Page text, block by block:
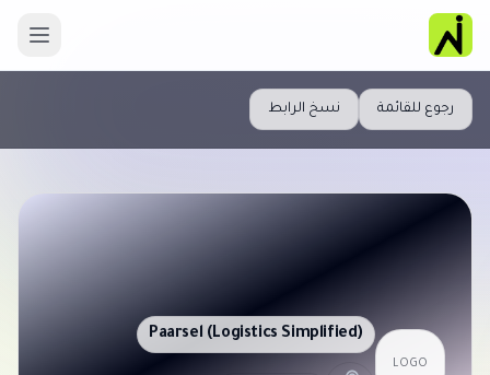
رجوع للقائمة نسخ الرابط
LOGO
Paarsel (Logistics Simplified)